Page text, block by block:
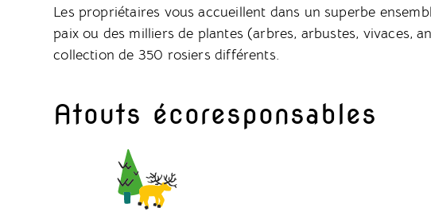
Les propriétaires vous accueillent dans un superbe
paix ou des milliers de plantes (arbres, arbustes, vivaces,
collection de 350 rosiers différents.
Atouts écoresponsables